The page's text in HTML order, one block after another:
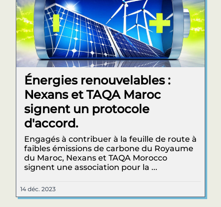
Énergies renouvelables :
Nexans et TAQA Maroc
signent un protocole
d'accord.
Engagés à contribuer à la feuille de route à
faibles émissions de carbone du Royaume
du Maroc, Nexans et TAQA Morocco
signent une association pour la ...
14 déc. 2023